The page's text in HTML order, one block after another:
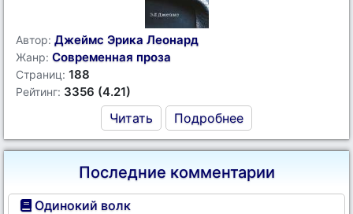
Автор: Джеймс Эрика Леонард
Жанр: Современная проза
Страниц: 188
Рейтинг: 3356 (4.21)
Читать Подробнее
Последние комментарии
Одинокий волк